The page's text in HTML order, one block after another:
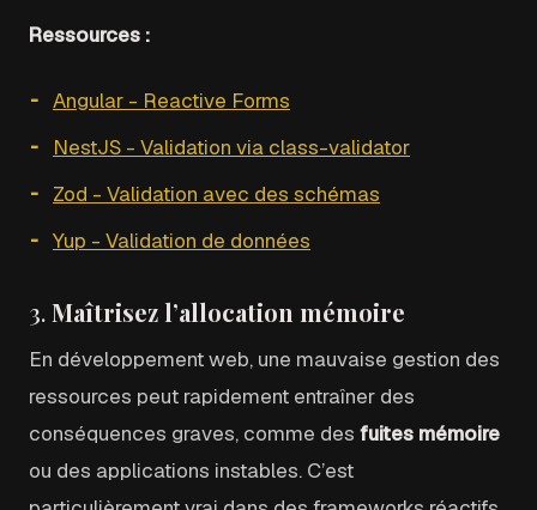
Ressources :
Angular - Reactive Forms
NestJS - Validation via class-validator
Zod - Validation avec des schémas
Yup - Validation de données
3.Maîtrisez l’allocation mémoire
En développement web, une mauvaise gestion des
ressources peut rapidement entraîner des
conséquences graves, comme des fuites mémoire
ou des applications instables. C’est